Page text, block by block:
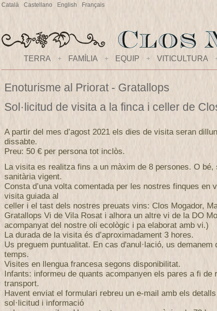
Català Castellano English Français
TERRA + FAMÍLIA + EQUIP + VITICULTURA
Enoturisme al Priorat - Gratallops
Sol·licitud de visita a la finca i celler de
A partir del mes d’agost 2021 els dies de visita seran
dissabte.
Preu: 50 € per persona tot inclòs.
La visita es realitza fins a un màxim de 8 persones. O bé,
sanitària vigent.
Consta d’una volta comentada per les nostres finques en
visita guiada al
celler i el tast dels nostres preuats vins: Clos Mogador,
Gratallops Vi de Vila Rosat i alhora un altre vi de la DO
acompanyat del nostre oli ecològic i pa elaborat amb vi.)
La durada de la visita és d’aproximadament 3 hores.
Us preguem puntualitat. En cas d'anul·lació, us demanem
temps.
Visites en llengua francesa segons disponibilitat.
Infants: informeu de quants acompanyen els pares a fi de
transport.
Havent enviat el formulari rebreu un e-mail amb els
sol·licitud i informació